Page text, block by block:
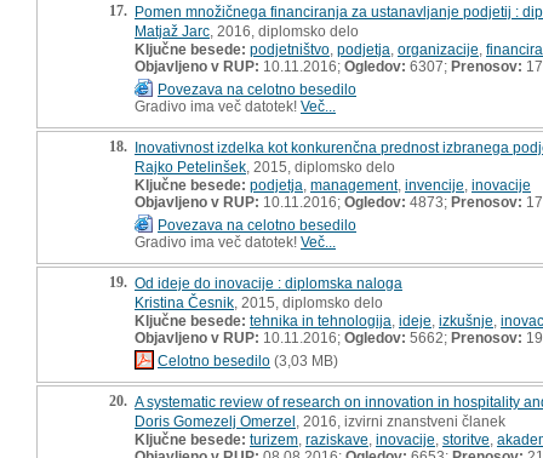
17. Pomen množičnega financiranja za ustanavljanje podjetij :
Matjaž Jarc , 2016, diplomsko delo
Ključne besede: podjetništvo podjetja organizacije
Objavljeno v RUP: 10.11.2016; Ogledov: 6307; Prenosov:
Povezava na celotno besedilo
Gradivo ima več datotek! Več...
18. Inovativnost izdelka kot konkurenčna prednost izbranega
Rajko Petelinšek , 2015, diplomsko delo
Ključne besede: podjetja management, invencije inovacije
Objavljeno v RUP: 10.11.2016; Ogledov: 4873; Prenosov:
Povezava na celotno besedilo
Gradivo ima več datotek! Več...
19. Od ideje do inovacije : diplomska naloga
Kristina Česnik , 2015, diplomsko delo
Ključne besede: tehnika in tehnologija ideje izkušnje
Objavljeno v RUP: 10.11.2016; Ogledov: 5662; Prenosov:
Celotno besedilo (3,03 MB)
20. A systematic review of research on innovation in hospitality
Doris Gomezelj Omerzel , 2016, izvirni znanstveni članek
Ključne besede: turizem raziskave inovacije storitve